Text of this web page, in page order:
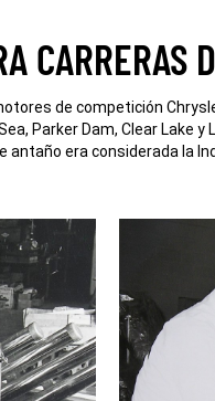
CARRERAS
de competición
Parker Dam, Clear Lake
antaño era considerada la